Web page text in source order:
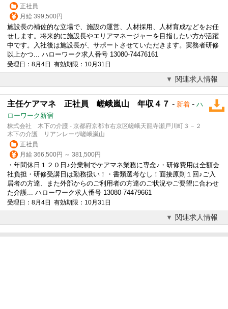
正社員
月給 399,500円
施設長の補佐的な立場で、施設の運営、人材採用、人材育成などをお任
せします。将来的に施設長やエリアマネージャーを目指したい方が活躍
中です。入社後は施設長が、サポートさせていただきます。実務者研修
以上かつ... ハローワーク求人番号 13080-74476161
受理日：8月4日 有効期限：10月31日
関連求人情報
主任ケアマネ 正社員 嵯峨嵐山 年収４７ - 新着 - ハ
ローワーク新宿
株式会社 木下の介護 - 京都府京都市右京区嵯峨天龍寺瀬戸川町３－２
木下の介護 リアンレーヴ嵯峨嵐山
正社員
月給 366,500円 ～ 381,500円
・年間休日１２０日♪分業制でケアマネ業務に専念♪・研修費用は全額会
社負担・研修受講日は勤務扱い！・書類選考なし！面接原則１回♪ご入
居者の方達、また外部からのご利用者の方達のご状況やご要望に合わせ
た介護... ハローワーク求人番号 13080-74479661
受理日：8月4日 有効期限：10月31日
関連求人情報